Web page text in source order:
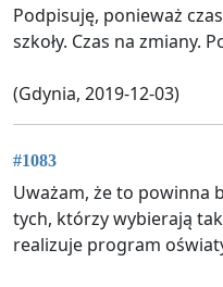
Podpisuję, ponieważ
szkoły. Czas na zmiany.
(Gdynia, 2019-12-03)
#1083
Uważam, że to powinna
tych, którzy wybierają
realizuje program